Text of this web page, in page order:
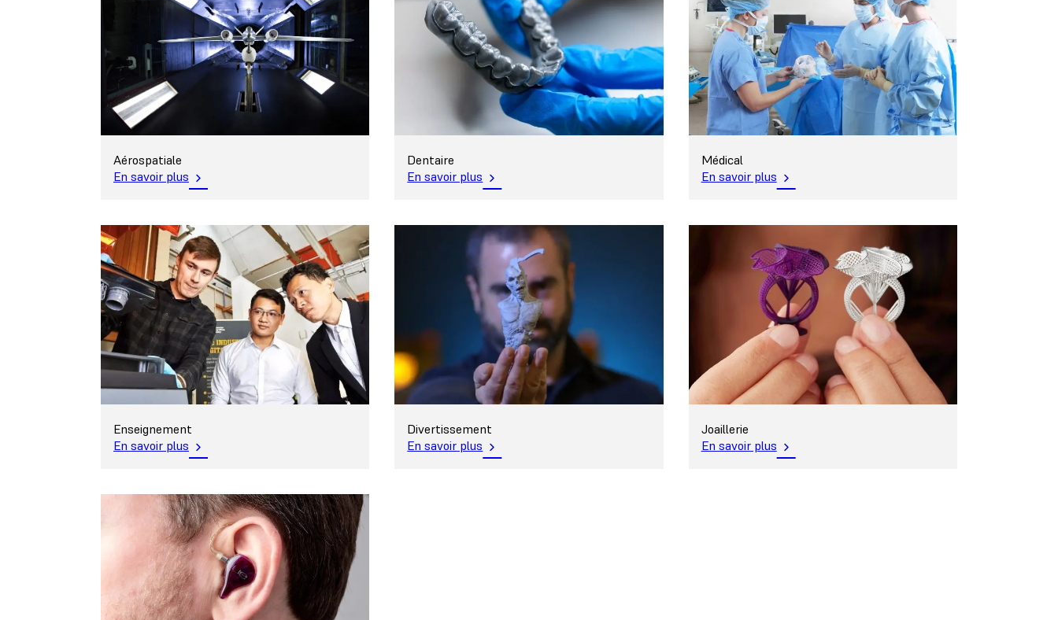
Aérospatiale
En savoir plus
Dentaire
En savoir plus
Médical
En savoir plus
Enseignement
En savoir plus
Divertissement
En savoir plus
Joaillerie
En savoir plus